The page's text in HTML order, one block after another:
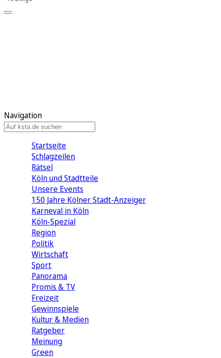
Navigation
Startseite
Schlagzeilen
Rätsel
Köln und Stadtteile
Unsere Events
150 Jahre Kölner Stadt-Anzeiger
Karneval in Köln
Köln-Spezial
Region
Politik
Wirtschaft
Sport
Panorama
Promis & TV
Freizeit
Gewinnspiele
Kultur & Medien
Ratgeber
Meinung
Green